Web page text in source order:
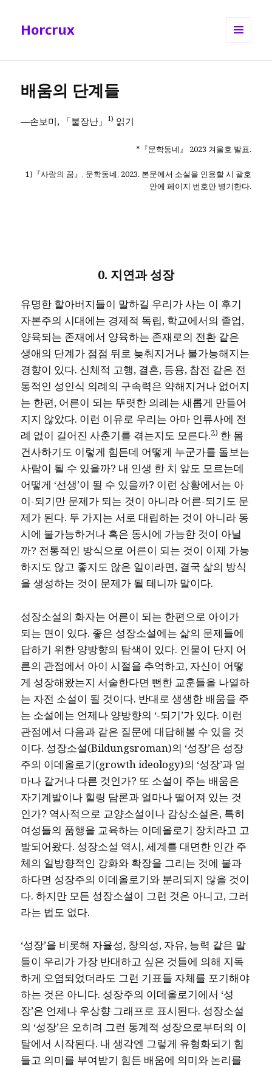
Horcrux
위젯
배움의 단계들
―손보미, 「불장난」 1) 읽기
*『문학동네』 2023 겨울호 발표.
1)『사랑의 꿈』, 문학동네, 2023. 본문에서 소설을 인용할 시 괄호
안에 페이지 번호만 병기한다.
0. 지연과 성장
유명한 할아버지들이 말하길 우리가 사는 이 후기
자본주의 시대에는 경제적 독립, 학교에서의 졸업,
양육되는 존재에서 양육하는 존재로의 전환 같은
생애의 단계가 점점 뒤로 늦춰지거나 불가능해지는
경향이 있다. 신체적 고행, 결혼, 등용, 참전 같은 전
통적인 성인식 의례의 구속력은 약해지거나 없어지
는 한편, 어른이 되는 뚜렷한 의례는 새롭게 만들어
지지 않았다. 이런 이유로 우리는 아마 인류사에 전
례 없이 길어진 사춘기를 겪는지도 모른다.2) 한 몸
건사하기도 이렇게 힘든데 어떻게 누군가를 돌보는
사람이 될 수 있을까? 내 인생 한 치 앞도 모르는데
어떻게 ‘선생’이 될 수 있을까? 이런 상황에서는 아
이-되기만 문제가 되는 것이 아니라 어른-되기도 문
제가 된다. 두 가지는 서로 대립하는 것이 아니라 동
시에 불가능하거나 혹은 동시에 가능한 것이 아닐
까? 전통적인 방식으로 어른이 되는 것이 이제 가능
하지도 않고 좋지도 않은 일이라면, 결국 삶의 방식
을 생성하는 것이 문제가 될 테니까 말이다.
성장소설의 화자는 어른이 되는 한편으로 아이가
되는 면이 있다. 좋은 성장소설에는 삶의 문제들에
답하기 위한 양방향의 탐색이 있다. 인물이 단지 어
른의 관점에서 아이 시절을 추억하고, 자신이 어떻
게 성장해왔는지 서술한다면 뻔한 교훈들을 나열하
는 자전 소설이 될 것이다. 반대로 생생한 배움을 주
는 소설에는 언제나 양방향의 ‘-되기’가 있다. 이런
관점에서 다음과 같은 질문에 대답해볼 수 있을 것
이다. 성장소설(Bildungsroman)의 ‘성장’은 성장
주의 이데올로기(growth ideology)의 ‘성장’과 얼
마나 같거나 다른 것인가? 또 소설이 주는 배움은
자기계발이나 힐링 담론과 얼마나 떨어져 있는 것
인가? 역사적으로 교양소설이나 감상소설은, 특히
여성들의 품행을 교육하는 이데올로기 장치라고 고
발되어왔다. 성장소설 역시, 세계를 대면한 인간 주
체의 일방향적인 강화와 확장을 그리는 것에 불과
하다면 성장주의 이데올로기와 분리되지 않을 것이
다. 하지만 모든 성장소설이 그런 것은 아니고, 그러
라는 법도 없다.
‘성장’을 비롯해 자율성, 창의성, 자유, 능력 같은 말
들이 우리가 가장 반대하고 싶은 것들에 의해 지독
하게 오염되었더라도 그런 기표들 자체를 포기해야
하는 것은 아니다. 성장주의 이데올로기에서 ‘성
장’은 언제나 우상향 그래프로 표시된다. 성장소설
의 ‘성장’은 오히려 그런 통계적 성장으로부터의 이
탈에서 시작된다. 내 생각엔 그렇게 유형화되기 힘
들고 의미를 부여받기 힘든 배움에 의미와 논리를